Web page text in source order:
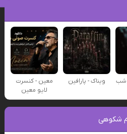
شب
ویناک - پارافین
معین - کنسرت
لایو معین
شکوهی